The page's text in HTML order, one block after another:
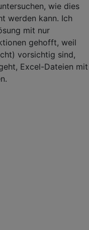
wie dies
werden kann. Ich
mit nur
gehofft, weil
vorsichtig sind,
Excel-Dateien mit